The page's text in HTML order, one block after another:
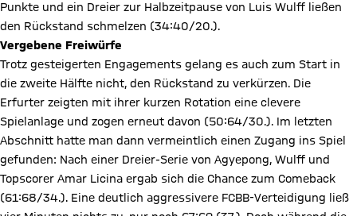
Punkte und ein Dreier zur Halbzeitpause von Luis Wulff ließen
den Rückstand schmelzen (34:40/20.).
Vergebene Freiwürfe
Trotz gesteigerten Engagements gelang es auch zum Start in
die zweite Hälfte nicht, den Rückstand zu verkürzen. Die
Erfurter zeigten mit ihrer kurzen Rotation eine clevere
Spielanlage und zogen erneut davon (50:64/30.). Im letzten
Abschnitt hatte man dann vermeintlich einen Zugang ins Spiel
gefunden: Nach einer Dreier-Serie von Agyepong, Wulff und
Topscorer Amar Licina ergab sich die Chance zum Comeback
(61:68/34.). Eine deutlich aggressivere FCBB-Verteidigung ließ